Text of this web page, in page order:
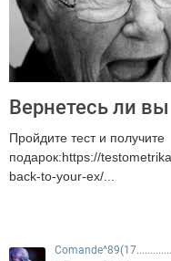
Вернетесь ли
Пройдите тест и получите
подарок:https://
back-to-your-ex/...